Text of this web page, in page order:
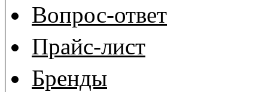
Вопрос-ответ
Прайс-лист
Бренды